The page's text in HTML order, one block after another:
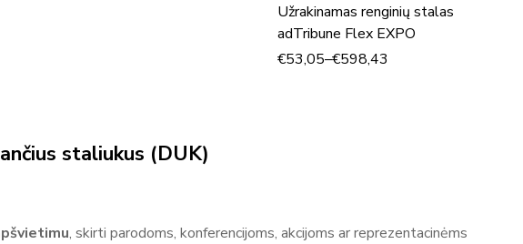
Užrakinamas renginių stalas
adTribune Flex EXPO
€53,05–€598,43
staliukus (DUK)
, skirti parodoms, konferencijoms, akcijoms ar reprezentacinėms